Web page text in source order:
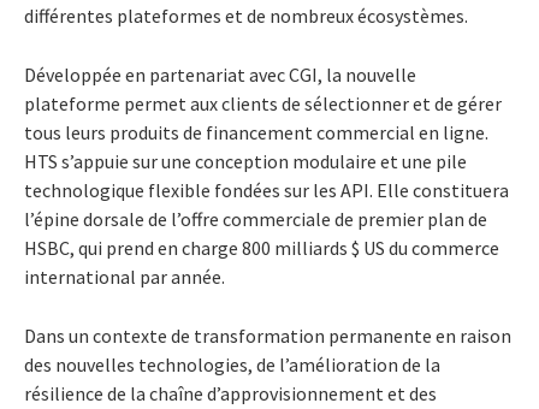
différentes plateformes et de nombreux écosystèmes.
Développée en partenariat avec CGI, la nouvelle
plateforme permet aux clients de sélectionner et de gérer
tous leurs produits de financement commercial en ligne.
HTS s’appuie sur une conception modulaire et une pile
technologique flexible fondées sur les API. Elle constituera
l’épine dorsale de l’offre commerciale de premier plan de
HSBC, qui prend en charge 800 milliards $ US du commerce
international par année.
Dans un contexte de transformation permanente en raison
des nouvelles technologies, de l’amélioration de la
résilience de la chaîne d’approvisionnement et des